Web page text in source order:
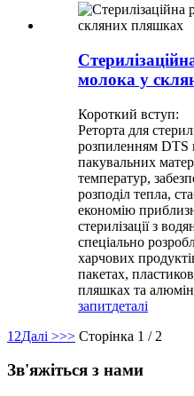
молока у
Короткий вступ:
Реторта для
розпиленням DTS
пакувальних
температур,
розподіл тепла,
економію
стерилізації з
спеціально
харчових
пакетах,
пляшках та
запитдеталі
1 2Далі >>> Сторінка 1 / 2
Зв'яжіться з нами